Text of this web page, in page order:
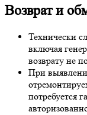
Возврат и
Технически
включая
возврату не
При
потребуется